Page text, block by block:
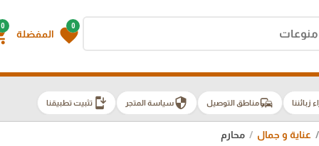
0
favorite المفضلة
0
زبائننا commuteمناطق التوصيل securityسياسة المتجر install_mobileتثبيت تطبيقنا
عناية و جمال محارم